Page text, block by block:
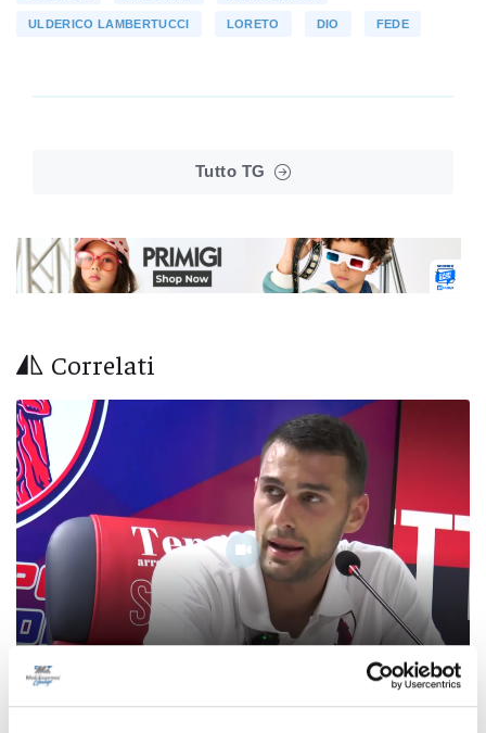
ULDERICO LAMBERTUCCI LORETO DIO FEDE
Tutto TG
Correlati